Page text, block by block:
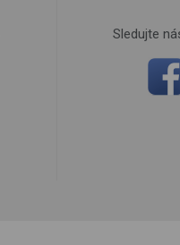
Sledujte